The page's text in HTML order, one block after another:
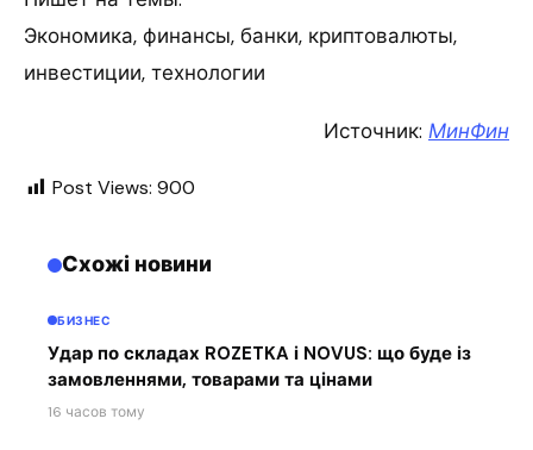
Экономика, финансы, банки, криптовалюты,
инвестиции, технологии
Источник: МинФин
Post Views: 900
Схожі новини
БИЗНЕС
Удар по складах ROZETKA і NOVUS: що буде із
замовленнями, товарами та цінами
16 часов тому